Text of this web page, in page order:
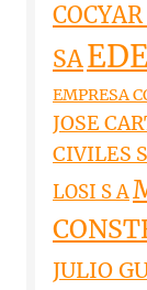
SA
EMPRESA
JOSE
CIVILES
LOSI S A
JULIO